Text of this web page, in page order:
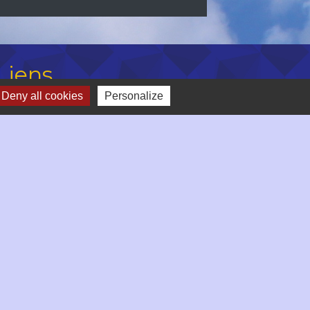
Agglo
Deny all cookies Personalize